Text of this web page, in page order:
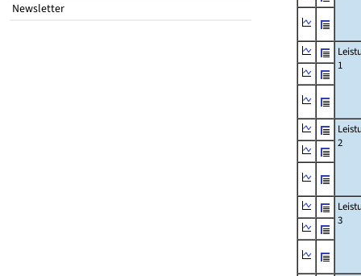
Newsletter
1
2
3